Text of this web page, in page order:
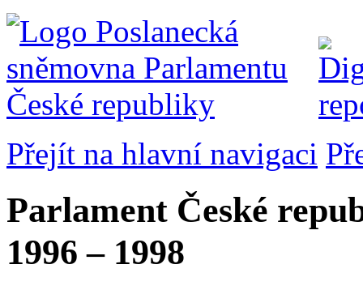
Přejít na hlavní navigaci
Parlament České
1996 – 1998